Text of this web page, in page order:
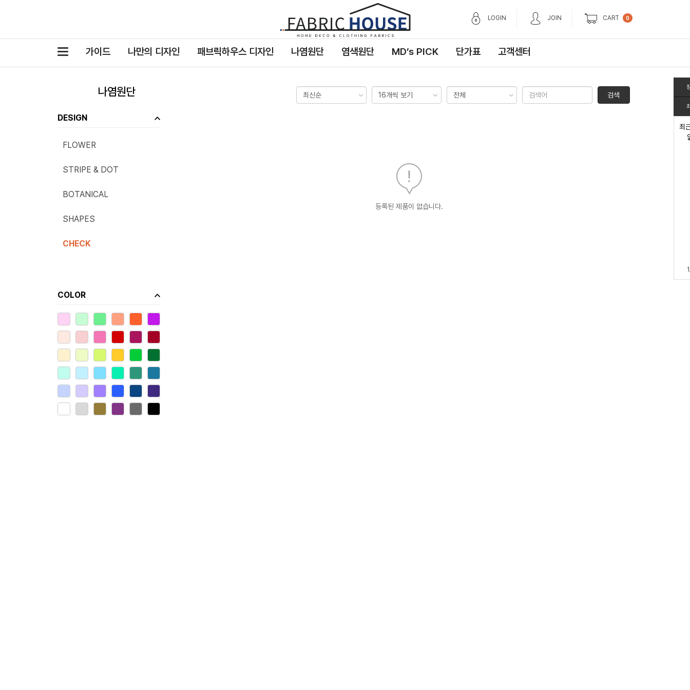
릭
하
우
LOGIN JOIN CART 0
카
테
가이드 나만의 디자인 패브릭하우스 디자인 나염원단 염색원단 MD’s PICK 단가표 고객센터
나염원단
DESIGN
FLOWER
STRIPE & DOT
BOTANICAL
SHAPES
CHECK
COLOR
검색
등록된 제품이 없습니다.
최
1